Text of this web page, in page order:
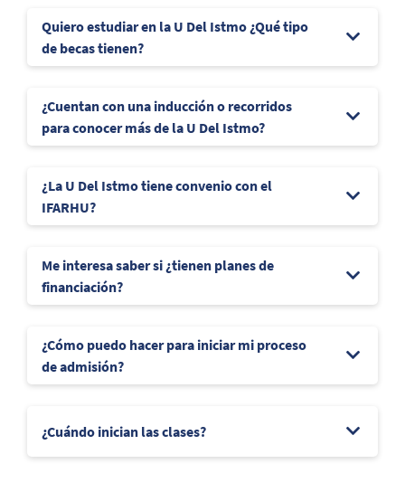
Quiero estudiar en la U Del Istmo ¿Qué tipo
de becas tienen?
¿Cuentan con una inducción o recorridos
para conocer más de la U Del Istmo?
¿La U Del Istmo tiene convenio con el
IFARHU?
Me interesa saber si ¿tienen planes de
financiación?
¿Cómo puedo hacer para iniciar mi proceso
de admisión?
¿Cuándo inician las clases?